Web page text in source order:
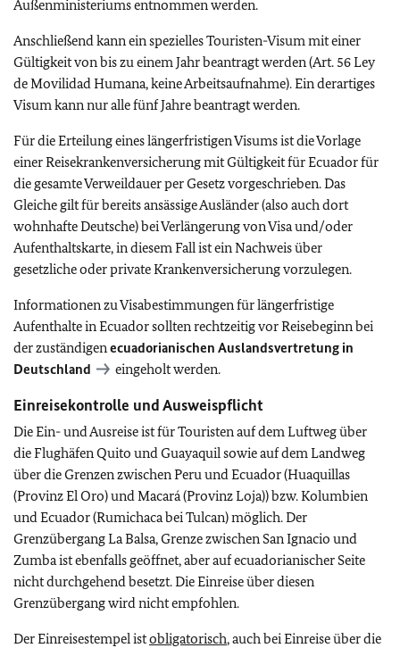
Außenministeriums entnommen werden.
Anschließend kann ein spezielles Touristen-Visum mit einer
Gültigkeit von bis zu einem Jahr beantragt werden (Art. 56 Ley
de Movilidad Humana, keine Arbeitsaufnahme). Ein derartiges
Visum kann nur alle fünf Jahre beantragt werden.
Für die Erteilung eines längerfristigen Visums ist die Vorlage
einer Reisekrankenversicherung mit Gültigkeit für Ecuador für
die gesamte Verweildauer per Gesetz vorgeschrieben. Das
Gleiche gilt für bereits ansässige Ausländer (also auch dort
wohnhafte Deutsche) bei Verlängerung von Visa und/oder
Aufenthaltskarte, in diesem Fall ist ein Nachweis über
gesetzliche oder private Krankenversicherung vorzulegen.
Informationen zu Visabestimmungen für längerfristige
Aufenthalte in Ecuador sollten rechtzeitig vor Reisebeginn bei
der zuständigenecuadorianischen Auslandsvertretung in
Deutschland
eingeholt werden.
Einreisekontrolle und Ausweispflicht
Die Ein- und Ausreise ist für Touristen auf dem Luftweg über
die Flughäfen Quito und Guayaquil sowie auf dem Landweg
über die Grenzen zwischen Peru und Ecuador (Huaquillas
(Provinz El Oro) und Macará (Provinz Loja)) bzw. Kolumbien
und Ecuador (Rumichaca bei Tulcan) möglich. Der
Grenzübergang La Balsa, Grenze zwischen San Ignacio und
Zumba ist ebenfalls geöffnet, aber auf ecuadorianischer Seite
nicht durchgehend besetzt. Die Einreise über diesen
Grenzübergang wird nicht empfohlen.
Der Einreisestempel istobligatorisch, auch bei Einreise über die